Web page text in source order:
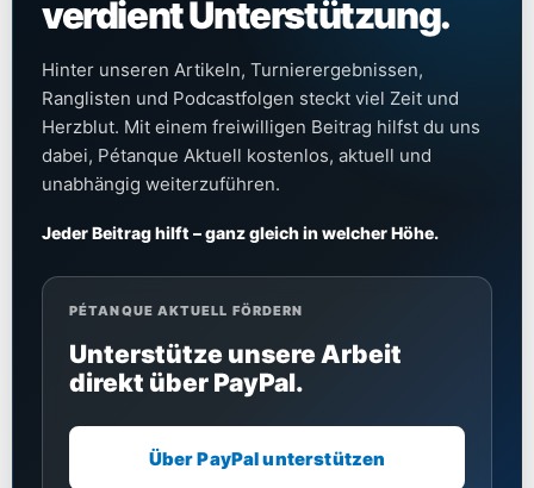
verdient Unterstützung.
Hinter unseren Artikeln, Turnierergebnissen,
Ranglisten und Podcastfolgen steckt viel Zeit und
Herzblut. Mit einem freiwilligen Beitrag hilfst du uns
dabei, Pétanque Aktuell kostenlos, aktuell und
unabhängig weiterzuführen.
Jeder Beitrag hilft – ganz gleich in welcher Höhe.
PÉTANQUE AKTUELL FÖRDERN
Unterstütze unsere Arbeit
direkt über PayPal.
Über PayPal unterstützen